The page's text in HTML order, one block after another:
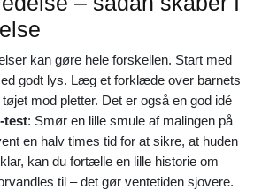
kan gøre hele forskellen. Start med
godt lys. Læg et forklæde over barnets
mod pletter. Det er også en god idé
test: Smør en lille smule af malingen på
en halv times tid for at sikre, at huden
kan du fortælle en lille historie om
til – det gør ventetiden sjovere.